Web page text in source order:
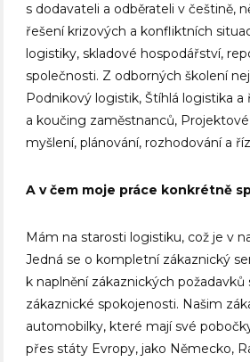
s dodavateli a odběrateli v češtině,
řešení krizových a konfliktních
logistiky, skladové hospodářství,
společnosti. Z odborných školení
Podnikový logistik, Štíhlá logistika a
a koučing zaměstnanců,
myšlení, plánování, rozhodování a
A v čem moje práce konkrétně
Mám na starosti logistiku, což je v
Jedná se o kompletní zákaznický
k naplnění zákaznických
zákaznické spokojenosti. Našim
automobilky, které mají své
přes státy Evropy, jako Německo,